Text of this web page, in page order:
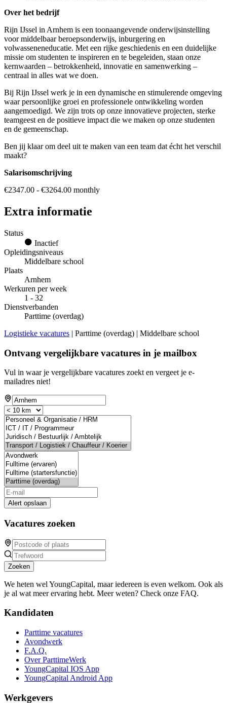
Over het bedrijf
Rijn IJssel in Arnhem is een toonaangevende onderwijsinstelling
voor middelbaar beroepsonderwijs, inburgering en
volwasseneneducatie. Met een rijke geschiedenis en een duidelijke
missie om studenten te inspireren en te begeleiden, staan onze
kernwaarden – betrokkenheid, innovatie en samenwerking –
centraal in alles wat we doen.
Bij Rijn IJssel werk je in een dynamische en stimulerende omgeving
waar persoonlijke groei en professionele ontwikkeling worden
aangemoedigd. We zijn trots op onze innovatieve projecten, sterke
teamgeest en de positieve impact die we maken op onze studenten
en de gemeenschap.
Ben jij klaar om deel uit te maken van een team dat écht het verschil
maakt?
Salarisomschrijving
€2347.00 - €3264.00 monthly
Extra informatie
Status
Inactief
Opleidingsniveaus
Middelbare school
Plaats
Arnhem
Werkuren per week
1 - 32
Dienstverbanden
Parttime (overdag)
Logistieke vacatures | Parttime (overdag) | Middelbare school
Ontvang vergelijkbare vacatures in je mailbox
Vul in waar je vergelijkbare vacatures zoekt en vergeet je e-
mailadres niet!
Alert opslaan
Vacatures zoeken
Zoeken
We heten wel YoungCapital, maar iedereen is even welkom. Ook als
je al wat meer ervaring hebt. Meer weten? Check onze FAQ.
Kandidaten
Parttime vacatures
Avondwerk
F.A.Q.
Over ParttimeWerk
YoungCapital IOS App
YoungCapital Android App
Werkgevers